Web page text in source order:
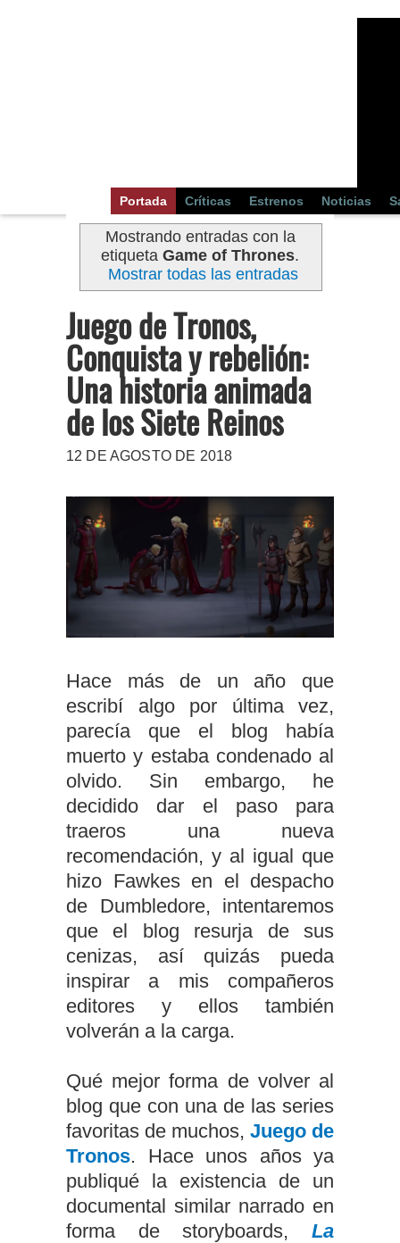
Portada Críticas Estrenos Noticias
Mostrando entradas con la
etiqueta Game of Thrones.
Mostrar todas las entradas
Juego de Tronos,
Conquista y rebelión:
Una historia animada
de los Siete Reinos
12 DE AGOSTO DE 2018
Hace más de un año que
escribí algo por última vez,
parecía que el blog había
muerto y estaba condenado al
olvido. Sin embargo, he
decidido dar el paso para
traeros una nueva
recomendación, y al igual que
hizo Fawkes en el despacho
de Dumbledore, intentaremos
que el blog resurja de sus
cenizas, así quizás pueda
inspirar a mis compañeros
editores y ellos también
volverán a la carga.
Qué mejor forma de volver al
blog que con una de las series
favoritas de muchos, Juego de
Tronos. Hace unos años ya
publiqué la existencia de un
documental similar narrado en
forma de storyboards, La